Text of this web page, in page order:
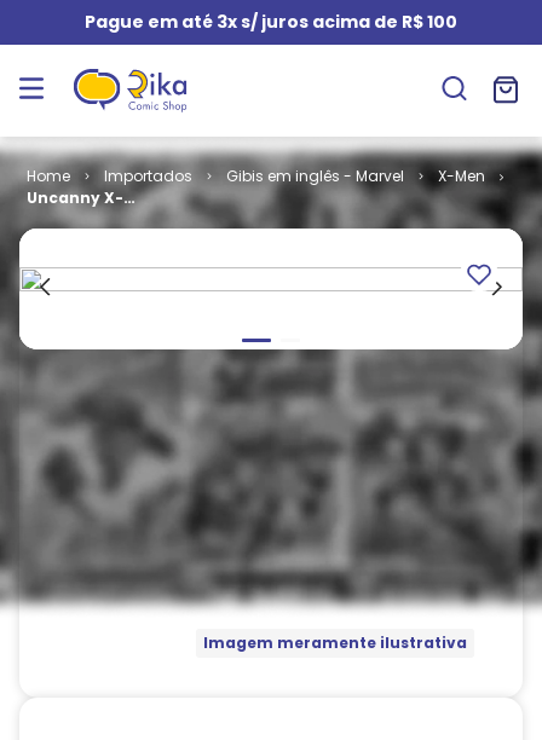
Pague em até 3x s/ juros acima de R$ 100
Importados Gibis em inglês - Marvel
X-Men
Uncanny X-
Men - Volume
Imagem meramente ilustrativa